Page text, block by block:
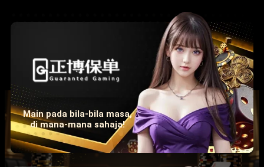
Main pada bila-bila masa,
di mana-mana sahaja!